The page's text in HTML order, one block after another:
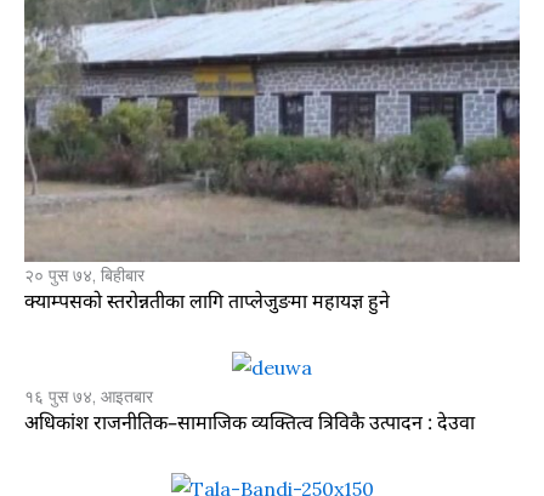
२० पुस ७४, बिहीबार
क्याम्पसको स्तरोन्नतीका लागि ताप्लेजुङमा महायज्ञ हुने
१६ पुस ७४, आइतबार
अधिकांश राजनीतिक–सामाजिक व्यक्तित्व त्रिविकै उत्पादन : देउवा